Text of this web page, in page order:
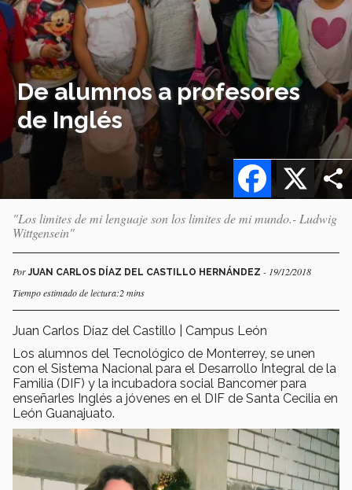
De alumnos a profesores
de Inglés
X
Facebook
"Los limites de mi lenguaje son los limites de mi mundo.- Ludwig
Wittgensein"
PorJUAN CARLOS DÍAZ DEL CASTILLO HERNÁNDEZ - 19/12/2018
Tiempo estimado de lectura:2 mins
Juan Carlos Díaz del Castillo | Campus León
Los alumnos del Tecnológico de Monterrey, se unen
con el Sistema Nacional para el Desarrollo Integral de la
Familia (DIF) y la incubadora social Bancomer para
enseñarles Inglés a jóvenes en el DIF de Santa Cecilia en
León Guanajuato.